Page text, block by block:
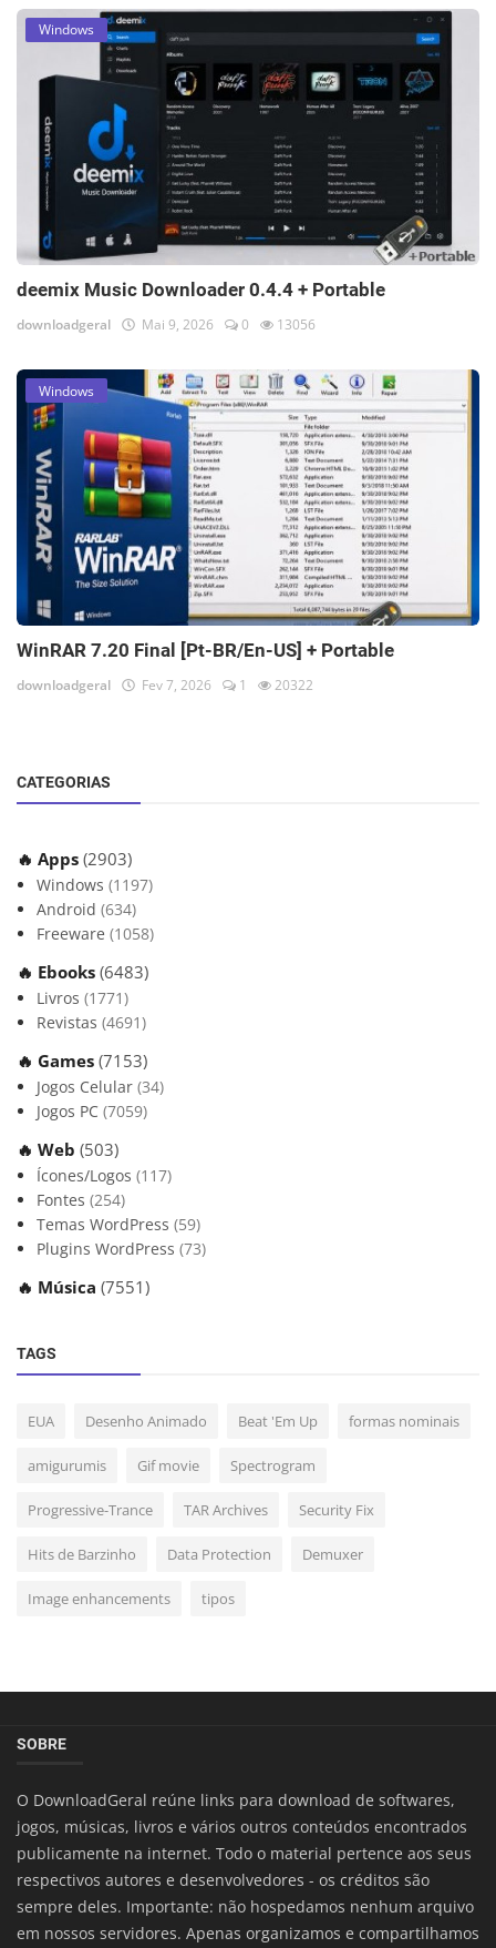
Windows
deemix Music Downloader 0.4.4 + Portable
downloadgeral Mai 9, 2026 0 13056
Windows
WinRAR 7.20 Final [Pt-BR/En-US] + Portable
downloadgeral Fev 7, 2026 1 20322
CATEGORIAS
🔥 Apps (2903)
Windows (1197)
Android (634)
Freeware (1058)
🔥 Ebooks (6483)
Livros (1771)
Revistas (4691)
🔥 Games (7153)
Jogos Celular (34)
Jogos PC (7059)
🔥 Web (503)
Ícones/Logos (117)
Fontes (254)
Temas WordPress (59)
Plugins WordPress (73)
🔥 Música (7551)
TAGS
EUA Desenho Animado Beat 'Em Up formas nominais
amigurumis Gif movie Spectrogram
Progressive-Trance TAR Archives Security Fix
Hits de Barzinho Data Protection Demuxer
Image enhancements tipos
SOBRE
O DownloadGeral reúne links para download de softwares,
jogos, músicas, livros e vários outros conteúdos encontrados
publicamente na internet. Todo o material pertence aos seus
respectivos autores e desenvolvedores - os créditos são
sempre deles. Importante: não hospedamos nenhum arquivo
em nossos servidores. Apenas organizamos e compartilhamos